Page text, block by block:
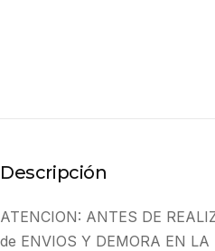
Descripción
ATENCION: ANTES DE
de ENVIOS Y DEMORA EN